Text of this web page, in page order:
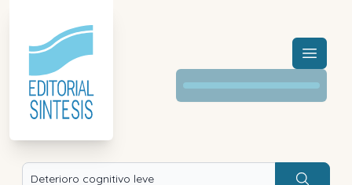
Menú